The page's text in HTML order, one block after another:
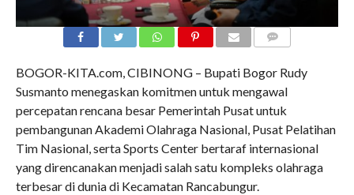
BOGOR-KITA.com, CIBINONG – Bupati Bogor Rudy
Susmanto menegaskan komitmen untuk mengawal
percepatan rencana besar Pemerintah Pusat untuk
pembangunan Akademi Olahraga Nasional, Pusat Pelatihan
Tim Nasional, serta Sports Center bertaraf internasional
yang direncanakan menjadi salah satu kompleks olahraga
terbesar di dunia di Kecamatan Rancabungur.